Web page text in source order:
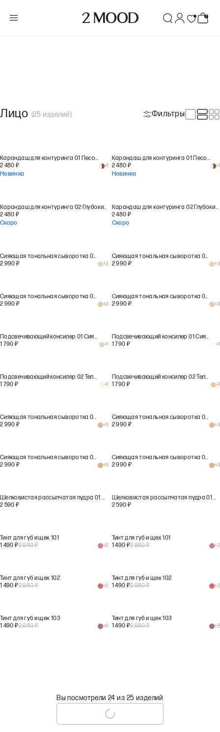
Лицо (25 изделий ) Фильтры
Карандаш для контуринга 01 Песочный беж
2 480 ₽
Новинка
+1
Карандаш для контуринга 01 Песочный беж
2 480 ₽
Новинка
+1
Карандаш для контуринга 02 Глубокий бронзовый
2 480 ₽
Скоро
Карандаш для контуринга 02 Глубокий бронзовый
2 480 ₽
Скоро
Сияющая тональная сыворотка 01 Сияющий лунный камень
2 990 ₽ +3
Сияющая тональная сыворотка 01 Сияющий лунный камень
2 990 ₽ +3
Сияющая тональная сыворотка 02 Теплый песчаник
2 990 ₽ +3
Сияющая тональная сыворотка 02 Теплый песчаник
2 990 ₽ +3
Подсвечивающий консилер 01 Сияющий лунный камень
1 790 ₽ +1
Подсвечивающий консилер 01 Сияющий лунный камень
1 790 ₽ +1
Подсвечивающий консилер 02 Теплый песчаник
1 790 ₽ +1
Подсвечивающий консилер 02 Теплый песчаник
1 790 ₽ +1
Сияющая тональная сыворотка 03 Светящийся кварц
2 990 ₽ +3
Сияющая тональная сыворотка 03 Светящийся кварц
2 990 ₽ +3
Сияющая тональная сыворотка 04 Золотая дюна
2 990 ₽ +3
Сияющая тональная сыворотка 04 Золотая дюна
2 990 ₽ +3
Шелковистая рассыпчатая пудра 01 Невидимый шелк
2 590 ₽
Шелковистая рассыпчатая пудра 01 Невидимый шелк
2 590 ₽
Тинт для губ и щек 101
1 490 ₽2 980₽ +2
Тинт для губ и щек 101
1 490 ₽2 980₽ +2
Тинт для губ и щек 102
1 490 ₽2 980₽ +2
Тинт для губ и щек 102
1 490 ₽2 980₽ +2
Тинт для губ и щек 103
1 490 ₽2 980₽ +2
Тинт для губ и щек 103
1 490 ₽2 980₽ +2
Вы посмотрели 24 из 25 изделий